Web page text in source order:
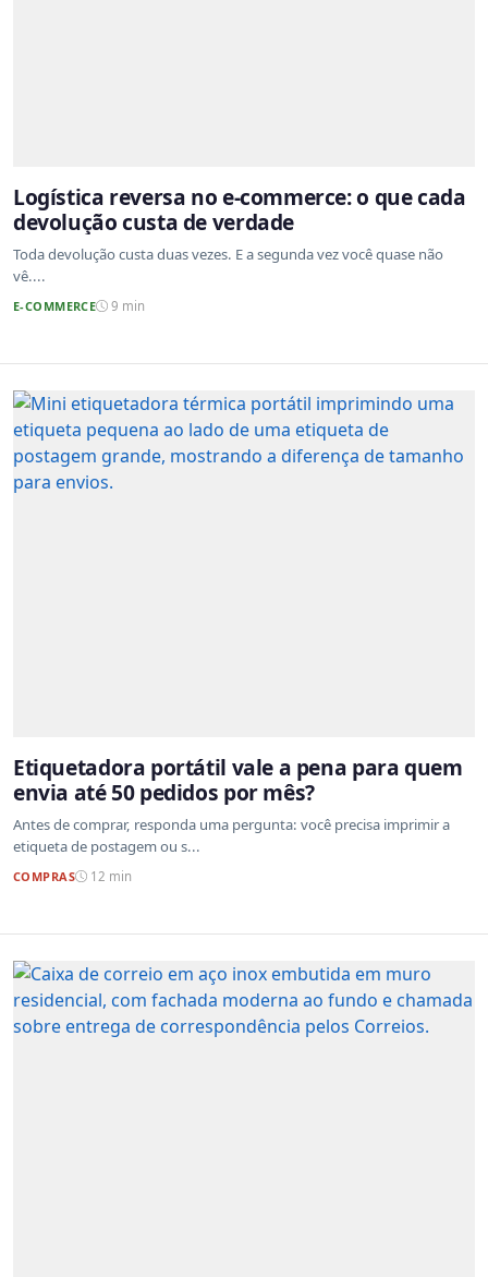
Logística reversa no e-commerce: o que cada
devolução custa de verdade
Toda devolução custa duas vezes. E a segunda vez você quase não
vê....
E-COMMERCE 9 min
Etiquetadora portátil vale a pena para quem
envia até 50 pedidos por mês?
Antes de comprar, responda uma pergunta: você precisa imprimir a
etiqueta de postagem ou s...
COMPRAS 12 min